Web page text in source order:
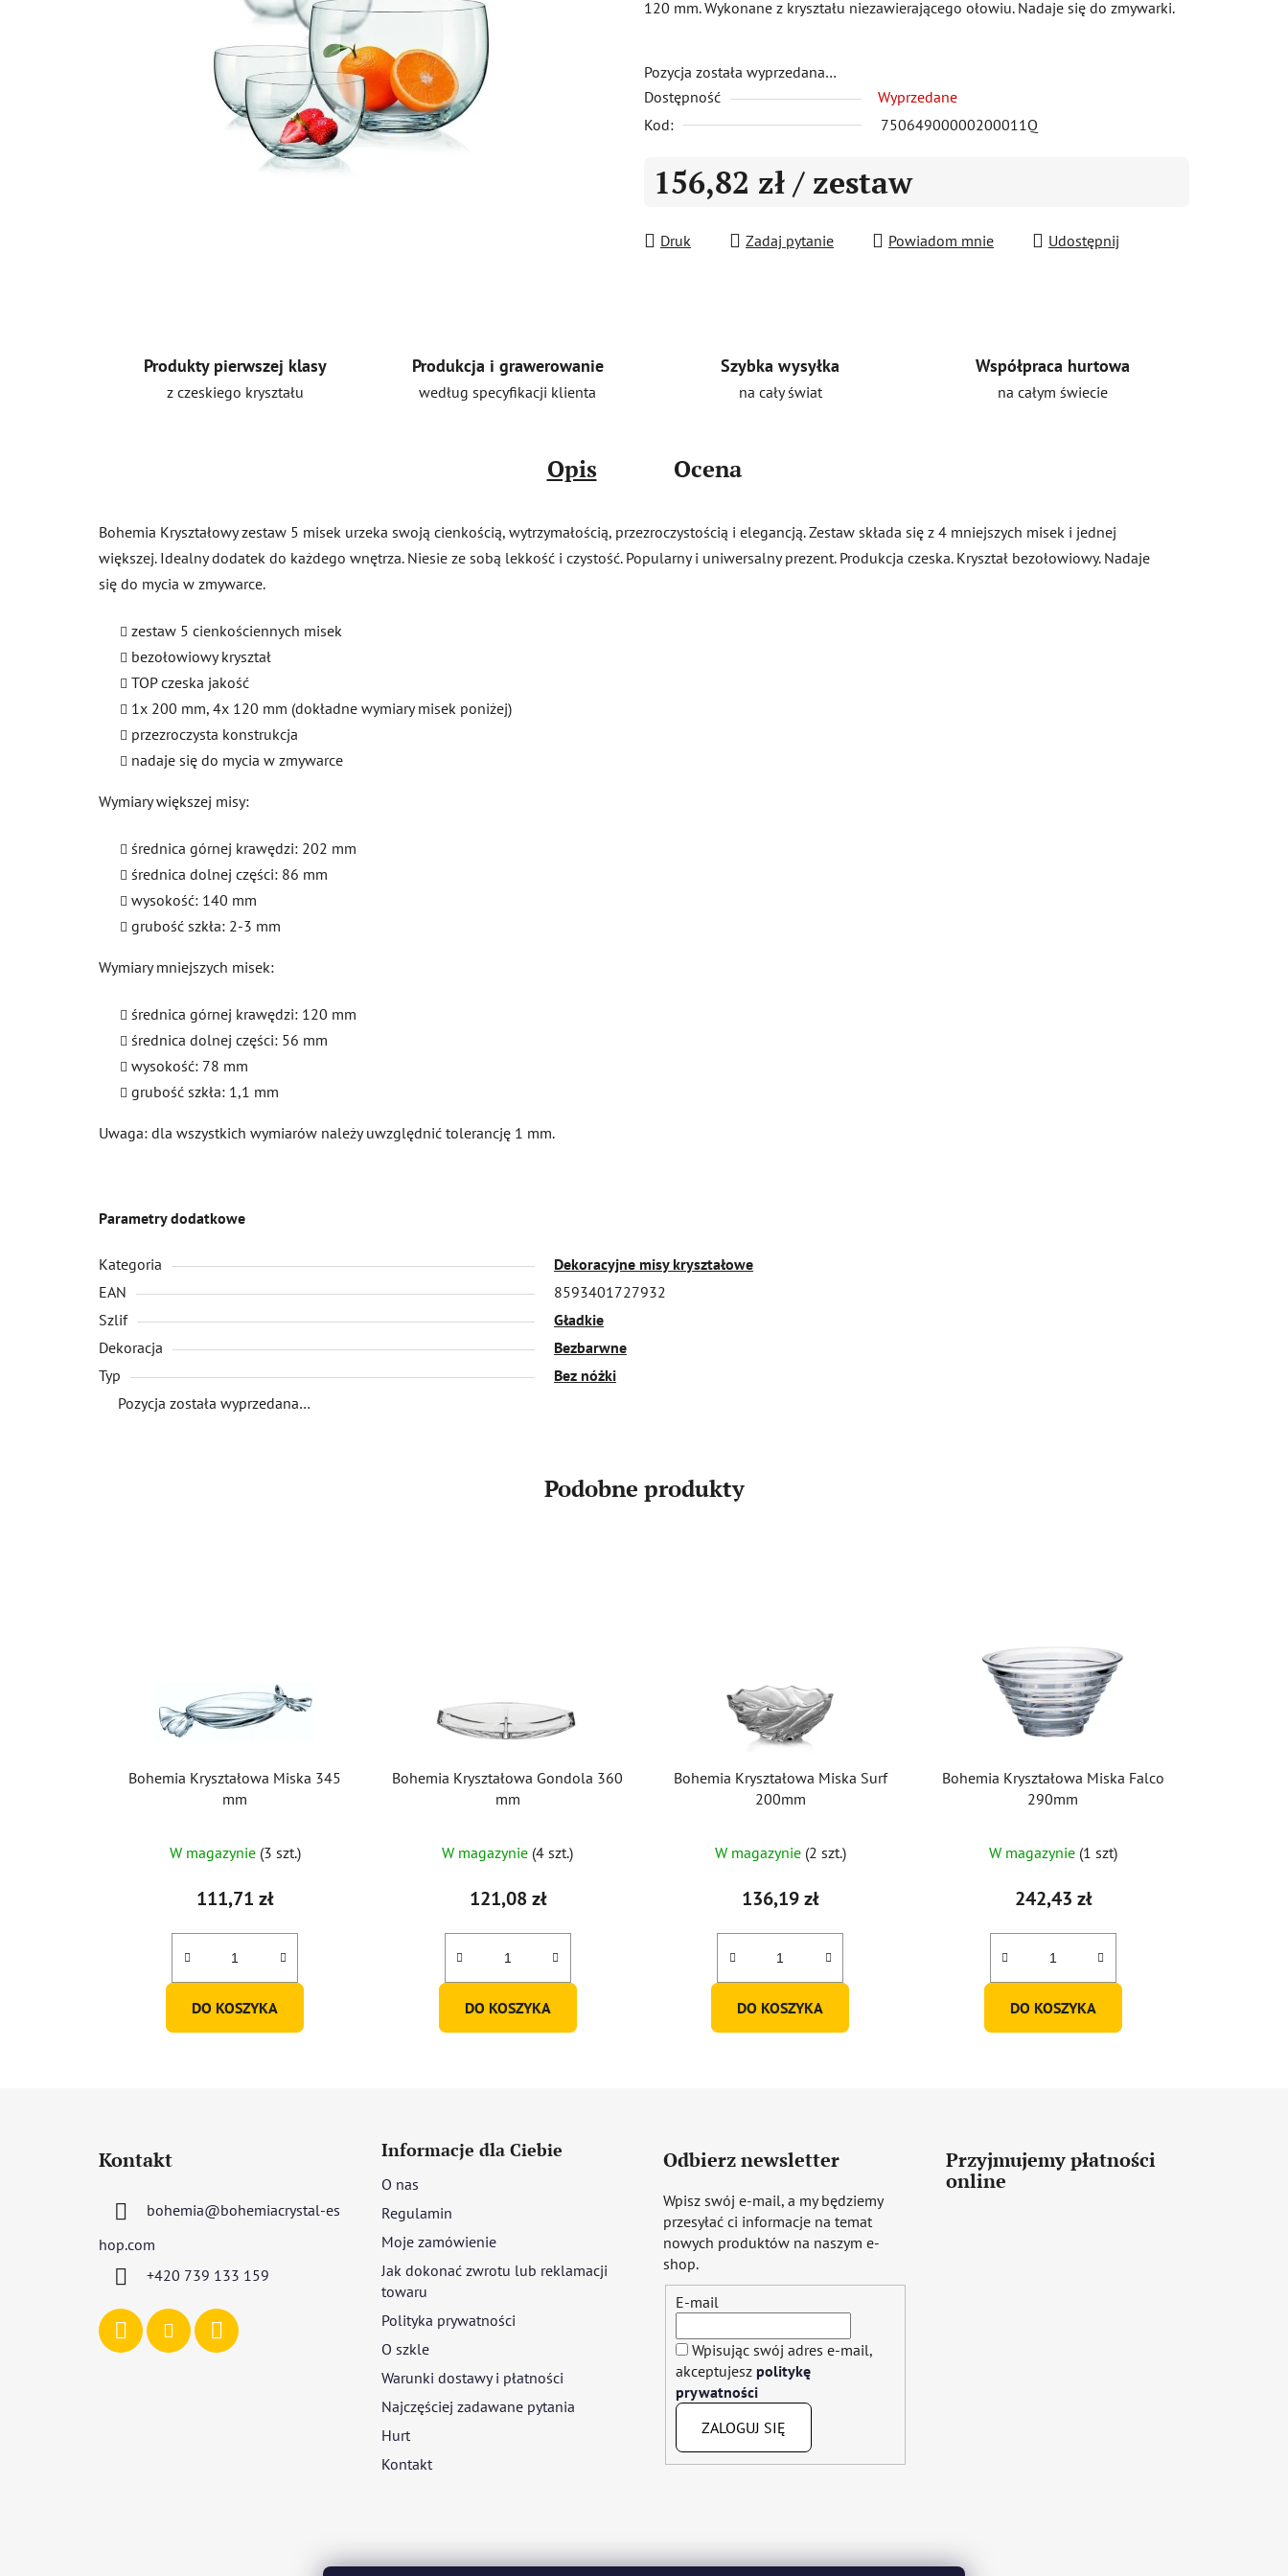
0,0
5
gwiazdek.
120 mm. Wykonane z kryształu niezawierającego ołowiu. Nadaje się do zmywarki.
Pozycja została wyprzedana…
Dostępność
Wyprzedane
Kod:
75064900000200011Q
156,82 zł / zestaw
Druk
Zadaj pytanie Powiadom mnie Udostępnij
Produkty pierwszej klasy
z czeskiego kryształu
Produkcja i grawerowanie
według specyfikacji klienta
Szybka wysyłka
na cały świat
Współpraca hurtowa
na całym świecie
Opis Ocena
Bohemia Kryształowy zestaw 5 misek urzeka swoją cienkością, wytrzymałością, przezroczystością i elegancją. Zestaw składa się z 4 mniejszych misek i jednej
większej. Idealny dodatek do każdego wnętrza. Niesie ze sobą lekkość i czystość. Popularny i uniwersalny prezent. Produkcja czeska. Kryształ bezołowiowy. Nadaje
się do mycia w zmywarce.
zestaw 5 cienkościennych misek
bezołowiowy kryształ
TOP czeska jakość
1x 200 mm, 4x 120 mm (dokładne wymiary misek poniżej)
przezroczysta konstrukcja
nadaje się do mycia w zmywarce
Wymiary większej misy:
średnica górnej krawędzi: 202 mm
średnica dolnej części: 86 mm
wysokość: 140 mm
grubość szkła: 2-3 mm
Wymiary mniejszych misek:
średnica górnej krawędzi: 120 mm
średnica dolnej części: 56 mm
wysokość: 78 mm
grubość szkła: 1,1 mm
Uwaga: dla wszystkich wymiarów należy uwzględnić tolerancję 1 mm.
Parametry dodatkowe
Kategoria
Dekoracyjne misy kryształowe
EAN
8593401727932
Szlif
Gładkie
Dekoracja
Bezbarwne
Typ
Bez nóżki
Pozycja została wyprzedana…
Podobne produkty
Bohemia Kryształowa Miska 345
mm
W magazynie (3 szt.)
111,71 zł
DO KOSZYKA
Bohemia Kryształowa Gondola 360
mm
W magazynie (4 szt.)
121,08 zł
DO KOSZYKA
Bohemia Kryształowa Miska Surf
200mm
W magazynie (2 szt.)
136,19 zł
DO KOSZYKA
Bohemia Kryształowa Miska Falco
290mm
W magazynie (1 szt)
242,43 zł
DO KOSZYKA
Kontakt
bohemia@bohemiacrystal-es
hop.com
+420 739 133 159
Informacje dla Ciebie
O nas
Regulamin
Moje zamówienie
Jak dokonać zwrotu lub reklamacji
towaru
Polityka prywatności
O szkle
Warunki dostawy i płatności
Najczęściej zadawane pytania
Hurt
Kontakt
Odbierz newsletter
Wpisz swój e-mail, a my będziemy
przesyłać ci informacje na temat
nowych produktów na naszym e-
shop.
E-mail
Wpisując swój adres e-mail,
akceptujesz politykę
prywatności
ZALOGUJ SIĘ
Przyjmujemy płatności
online